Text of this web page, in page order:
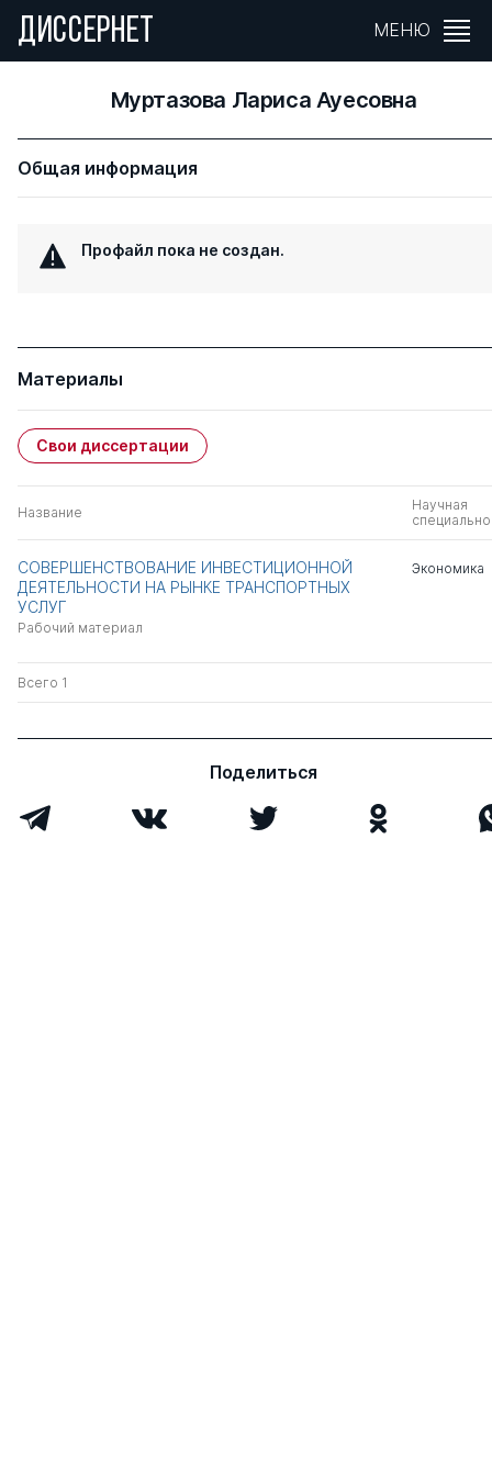
ДИССЕРНЕТ МЕНЮ
Муртазова Лариса Ауесовна
Общая информация
Профайл пока не создан.
Материалы
Свои диссертации
Название
Научная
СОВЕРШЕНСТВОВАНИЕ ИНВЕСТИЦИОННОЙ
ДЕЯТЕЛЬНОСТИ НА РЫНКЕ ТРАНСПОРТНЫХ
УСЛУГ
Рабочий материал
Экономика
Всего 1
Поделиться